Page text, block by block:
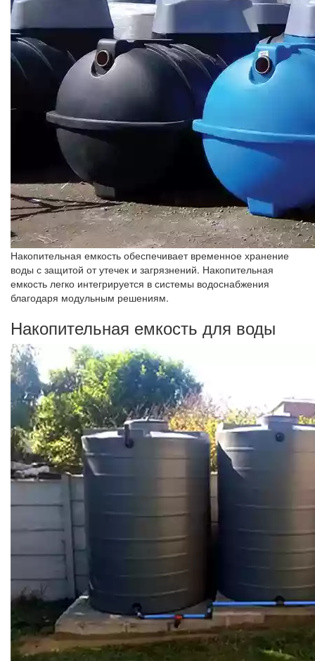
Накопительная емкость обеспечивает временное хранение
воды с защитой от утечек и загрязнений. Накопительная
емкость легко интегрируется в системы водоснабжения
благодаря модульным решениям.
Накопительная емкость для воды